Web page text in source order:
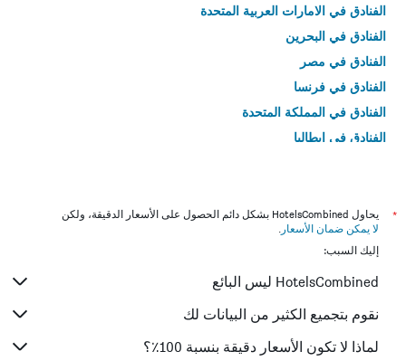
الفنادق في الامارات العربية المتحدة
الفنادق في البحرين
الفنادق في مصر
الفنادق في فرنسا
الفنادق في المملكة المتحدة
الفنادق في إيطاليا
*
يحاول HotelsCombined بشكل دائم الحصول على الأسعار الدقيقة، ولكن
لا يمكن ضمان الأسعار .
إليك السبب:
HotelsCombined ليس البائع
نقوم بتجميع الكثير من البيانات لك
لماذا لا تكون الأسعار دقيقة بنسبة 100٪؟